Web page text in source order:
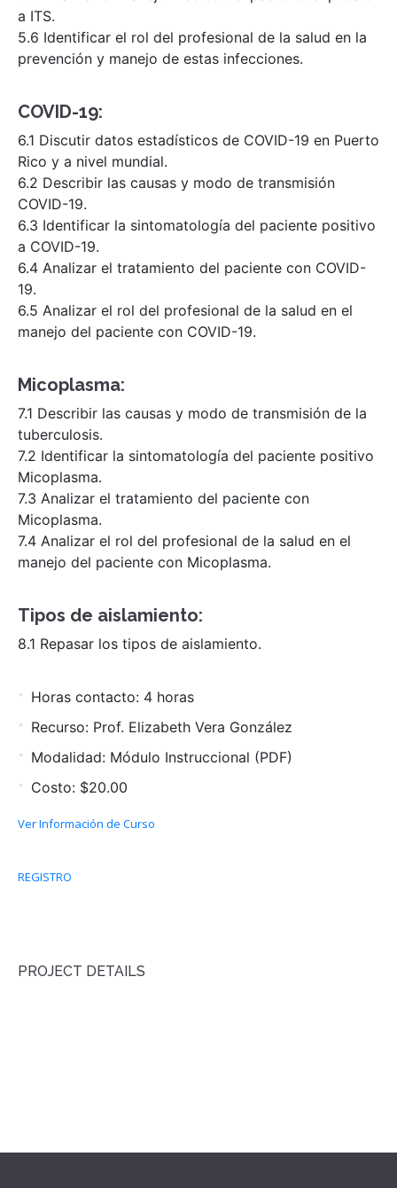
a ITS.
5.6 Identificar el rol del profesional de la salud en la
prevención y manejo de estas infecciones.
COVID-19:
6.1 Discutir datos estadísticos de COVID-19 en Puerto
Rico y a nivel mundial.
6.2 Describir las causas y modo de transmisión
COVID-19.
6.3 Identificar la sintomatología del paciente positivo
a COVID-19.
6.4 Analizar el tratamiento del paciente con COVID-
19.
6.5 Analizar el rol del profesional de la salud en el
manejo del paciente con COVID-19.
Micoplasma:
7.1 Describir las causas y modo de transmisión de la
tuberculosis.
7.2 Identificar la sintomatología del paciente positivo
Micoplasma.
7.3 Analizar el tratamiento del paciente con
Micoplasma.
7.4 Analizar el rol del profesional de la salud en el
manejo del paciente con Micoplasma.
Tipos de aislamiento:
8.1 Repasar los tipos de aislamiento.
Horas contacto: 4 horas
Recurso: Prof. Elizabeth Vera González
Modalidad: Módulo Instruccional (PDF)
Costo: $20.00
Ver Información de Curso
REGISTRO
PROJECT DETAILS